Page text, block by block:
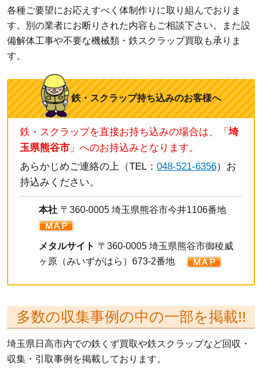
各種ご要望にお応えすべく体制作りに取り組んでおりま
す。別の業者にお断りされた内容もご相談下さい。また設
備解体工事や不要な機械類・鉄スクラップ買取も承りま
す。
鉄・スクラップ持ち込みのお客様へ
鉄・スクラップを直接お持ち込みの場合は、「 埼
玉県熊谷市 」へのお持込みとなります。
あらかじめご連絡の上（TEL： 048-521-6356）お
持込みください。
本社 〒360-0005 埼玉県熊谷市今井1106番地
メタルサイト 〒360-0005 埼玉県熊谷市御稜威
ヶ原（みいずがはら）673-2番地
多数の収集事例の中の一部を掲載!!
埼玉県日高市内での鉄くず買取や鉄スクラップなど回収・
収集・引取事例を掲載しております。